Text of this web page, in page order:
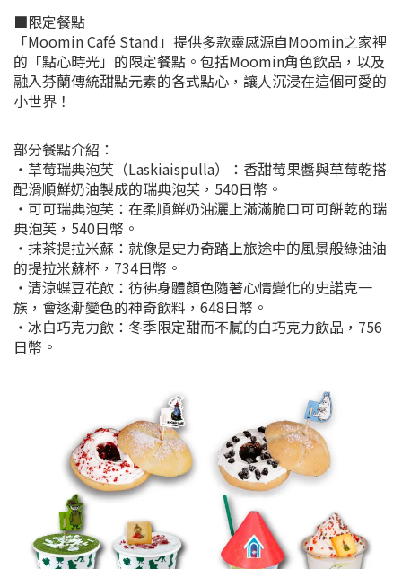
■限定餐點
「Moomin Café Stand」提供多款靈感源自Moomin之家裡
的「點心時光」的限定餐點。包括Moomin角色飲品，以及
融入芬蘭傳統甜點元素的各式點心，讓人沉浸在這個可愛的
小世界！
部分餐點介紹：
・草莓瑞典泡芙（Laskiaispulla）：香甜莓果醬與草莓乾搭
配滑順鮮奶油製成的瑞典泡芙，540日幣。
・可可瑞典泡芙：在柔順鮮奶油灑上滿滿脆口可可餅乾的瑞
典泡芙，540日幣。
・抹茶提拉米蘇：就像是史力奇踏上旅途中的風景般綠油油
的提拉米蘇杯，734日幣。
・清涼蝶豆花飲：彷彿身體顏色隨著心情變化的史諾克一
族，會逐漸變色的神奇飲料，648日幣。
・冰白巧克力飲：冬季限定甜而不膩的白巧克力飲品，756
日幣。